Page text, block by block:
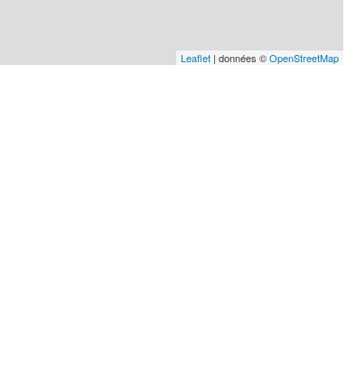
Leaflet | données ©OpenStreetMap